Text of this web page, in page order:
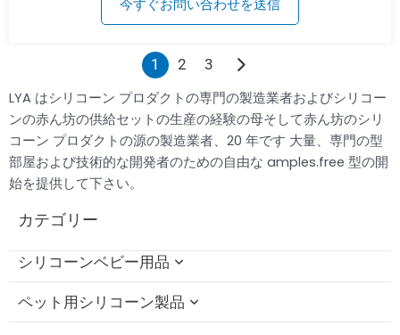
カテゴリー
シリコーンベビー用品
シリコーンの赤ん坊の Bath のおもちゃ
ペット用シリコーン製品
今すぐお問い合わせを送信
1 2
3
LYA はシリコーン プロダクトの専門の製造業者およびシリコー
ンの赤ん坊の供給セットの生産の経験の母そして赤ん坊のシリ
コーン プロダクトの源の製造業者、20 年です 大量、専門の型
部屋および技術的な開発者のための自由な amples.free 型の開
始を提供して下さい。